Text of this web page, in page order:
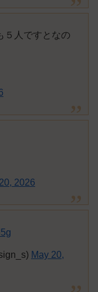
人ですとなの
2026
May 20,